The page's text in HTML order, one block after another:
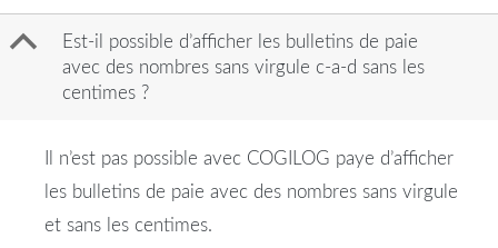
B
Est-il possible d’afficher les bulletins de paie
avec des nombres sans virgule c-a-d sans les
centimes ?
Il n’est pas possible avec COGILOG paye d’afficher
les bulletins de paie avec des nombres sans virgule
et sans les centimes.